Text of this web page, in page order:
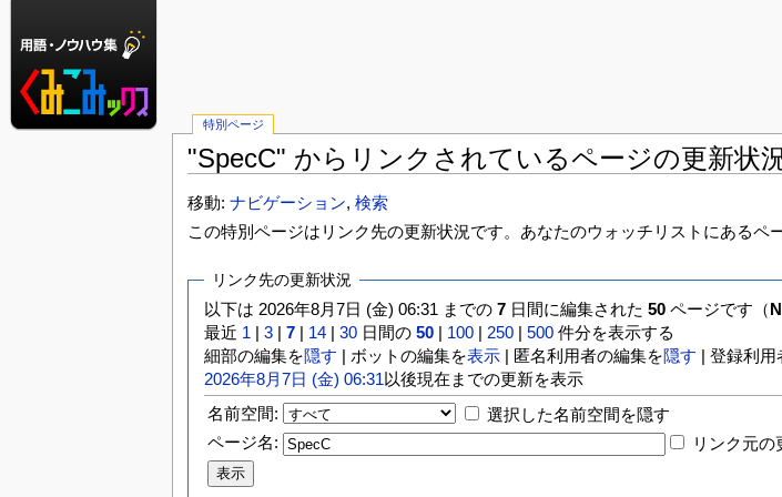
"SpecC" からリンクされているページの更新状
移動: ナビゲーション, 検索
この特別ページはリンク先の更新状況です。あなたのウォッチリストにあるペ
リンク先の更新状況
以下は 2026年8月7日 (金) 06:31 までの7 日間に編集された50 ページです（ N
最近 1 |3 |7 14 |30 日間の50 100 |250 |500 件分を表示する
細部の編集を隠す | ボットの編集を表示 | 匿名利用者の編集を隠す | 登録利
2026年8月7日 (金) 06:31以後現在までの更新を表示
名前空間:
選択した名前空間を隠す
ページ名:
リンク元の
特別ページ